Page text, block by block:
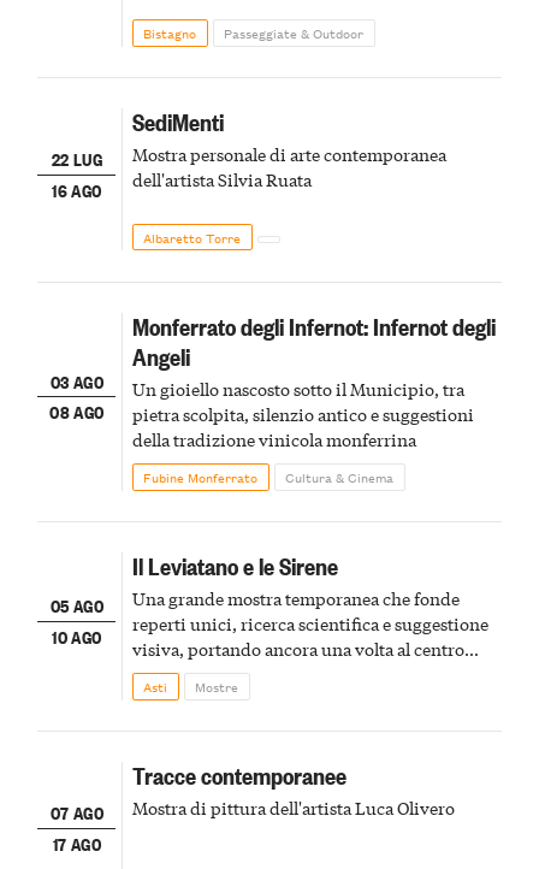
Bistagno Passeggiate & Outdoor
22 LUG
16 AGO
SediMenti
Mostra personale di arte contemporanea
dell'artista Silvia Ruata
Albaretto Torre
03 AGO
08 AGO
Monferrato degli Infernot: Infernot degli
Angeli
Un gioiello nascosto sotto il Municipio, tra
pietra scolpita, silenzio antico e suggestioni
della tradizione vinicola monferrina
Fubine Monferrato Cultura & Cinema
05 AGO
10 AGO
Il Leviatano e le Sirene
Una grande mostra temporanea che fonde
reperti unici, ricerca scientifica e suggestione
visiva, portando ancora una volta al centro
della scena le meraviglie del passato astigiano
Asti Mostre
07 AGO
17 AGO
Tracce contemporanee
Mostra di pittura dell'artista Luca Olivero